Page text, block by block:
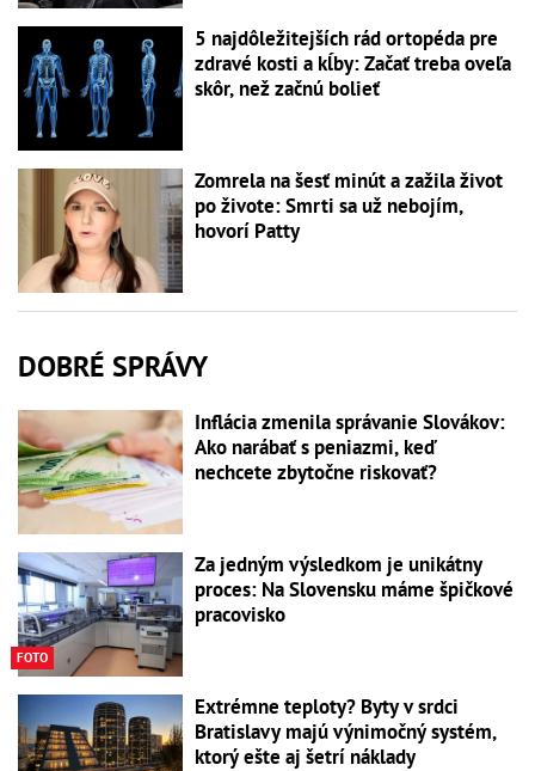
5 najdôležitejších rád ortopéda pre
zdravé kosti a kĺby: Začať treba oveľa
skôr, než začnú bolieť
Zomrela na šesť minút a zažila život
po živote: Smrti sa už nebojím,
hovorí Patty
DOBRÉ SPRÁVY
Inflácia zmenila správanie Slovákov:
Ako narábať s peniazmi, keď
nechcete zbytočne riskovať?
FOTO
Za jedným výsledkom je unikátny
proces: Na Slovensku máme špičkové
pracovisko
Extrémne teploty? Byty v srdci
Bratislavy majú výnimočný systém,
ktorý ešte aj šetrí náklady